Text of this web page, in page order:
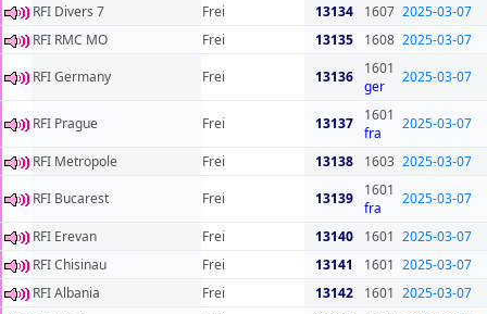
RFI Divers 7
Frei 13134 1607 2025-03-07
RFI RMC MO
Frei 13135 1608 2025-03-07
RFI Germany
Frei 13136
1601
ger
2025-03-07
RFI Prague Frei 13137
1601
fra
2025-03-07
RFI Metropole Frei 13138 1603 2025-03-07
RFI Bucarest
Frei 13139
1601
fra
2025-03-07
RFI Erevan Frei 13140 1601 2025-03-07
RFI Chisinau
Frei 13141 1601 2025-03-07
RFI Albania
Frei 13142 1601 2025-03-07